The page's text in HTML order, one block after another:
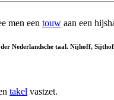
men een touw aan een
Nederlandsche taal. Nijhoff,
takel vastzet.